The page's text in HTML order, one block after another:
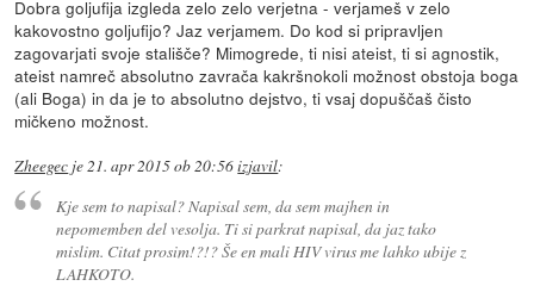
Dobra goljufija izgleda zelo zelo verjetna - verjameš v zelo
kakovostno goljufijo? Jaz verjamem. Do kod si pripravljen
zagovarjati svoje stališče? Mimogrede, ti nisi ateist, ti si agnostik,
ateist namreč absolutno zavrača kakršnokoli možnost obstoja boga
(ali Boga) in da je to absolutno dejstvo, ti vsaj dopuščaš čisto
mičkeno možnost.
Zheegec je21. apr 2015 ob 20:56izjavil:
Kje sem to napisal? Napisal sem, da sem majhen in
nepomemben del vesolja. Ti si parkrat napisal, da jaz tako
mislim. Citat prosim!?!? Še en mali HIV virus me lahko ubije z
LAHKOTO.